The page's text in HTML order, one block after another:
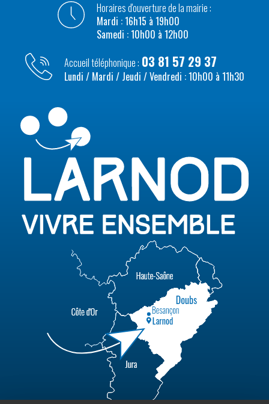
Horaires d'ouverture de la mairie :
Mardi : 16h15 à 19h00
Samedi : 10h00 à 12h00
Accueil téléphonique : 03 81 57 29 37
Lundi / Mardi / Jeudi / Vendredi : 10h00 à 11h30